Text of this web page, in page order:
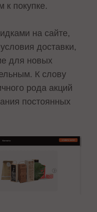
к покупке.
на сайте,
доставки,
для новых
К слову
рода акций
постоянных